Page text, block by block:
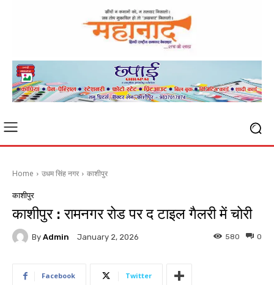
Home उधम सिंह नगर काशीपुर
काशीपुर
काशीपुर : रामनगर रोड पर द टाइल गैलरी में चोरी
By Admin January 2, 2026 0
580
Facebook Twitter